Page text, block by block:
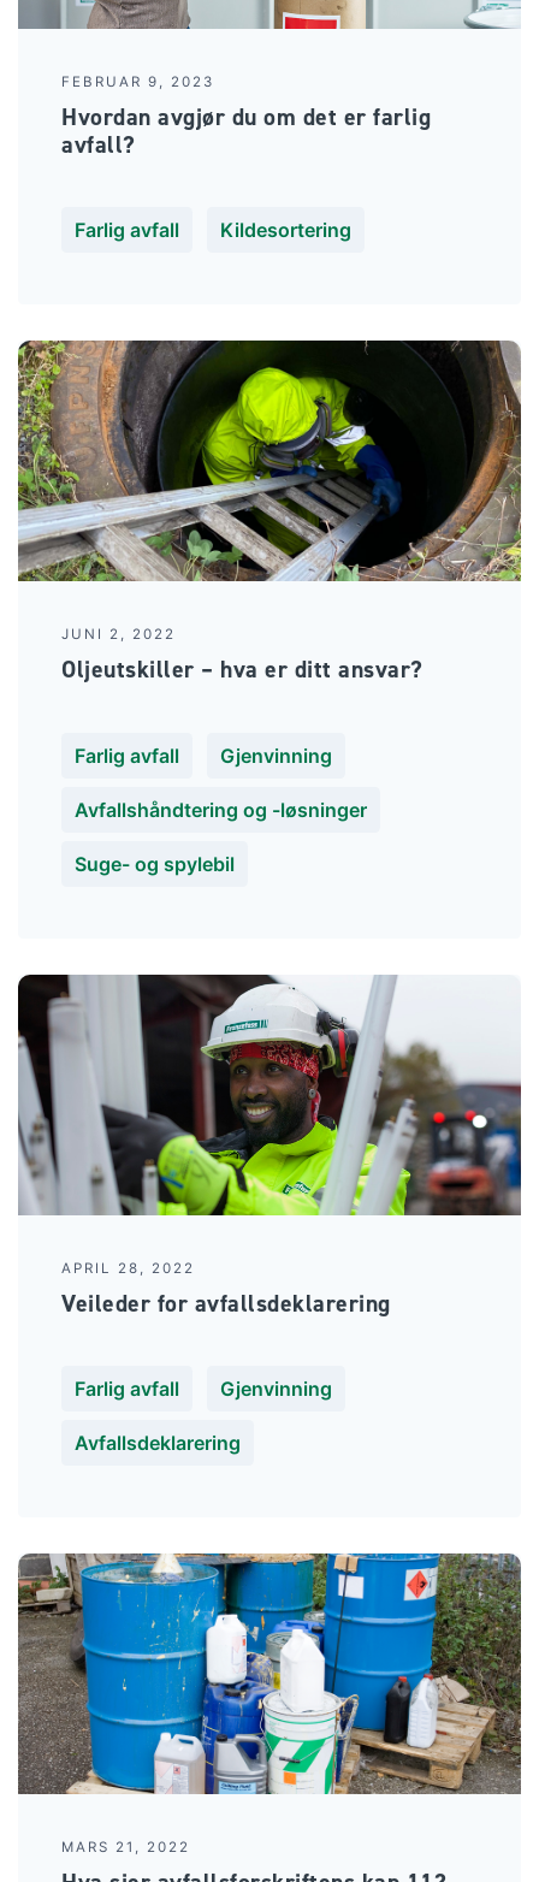
FEBRUAR 9, 2023
Hvordan avgjør du om det er farlig
avfall?
Farlig avfall Kildesortering
JUNI 2, 2022
Oljeutskiller – hva er ditt ansvar?
Farlig avfall Gjenvinning
Avfallshåndtering og -løsninger
Suge- og spylebil
APRIL 28, 2022
Veileder for avfallsdeklarering
Farlig avfall Gjenvinning
Avfallsdeklarering
MARS 21, 2022